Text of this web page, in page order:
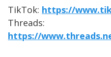
TikTok: https://
Threads:
https://